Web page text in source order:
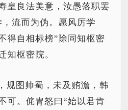
皇良法美意，汝愚落职罢
流而为伪。愿风厉学
得自相标榜”除同知枢密
知枢密院。
规图帅蜀，未及贿澹，韩
可。侂胄怒曰“始以君肯